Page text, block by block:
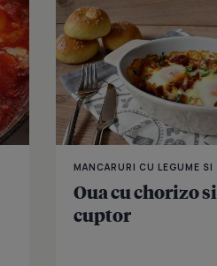
MANCARURI CU LEGUME SI
Oua cu chorizo
cuptor